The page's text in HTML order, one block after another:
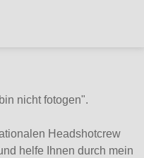
nicht fotogen".
Headshotcrew
helfe Ihnen durch mein